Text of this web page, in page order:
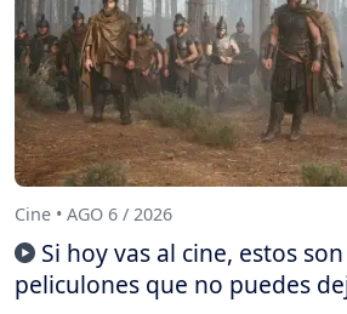
Cine • AGO 6 / 2026
Si hoy vas al cine, estos
peliculones que no puedes